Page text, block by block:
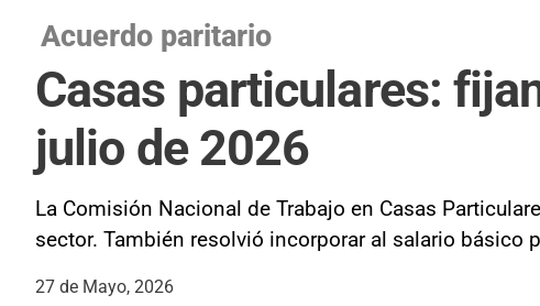
Acuerdo paritario
Casas particulares:
julio de 2026
La Comisión Nacional de Trabajo en Casas
sector. También resolvió incorporar al salario básico
27 de Mayo, 2026